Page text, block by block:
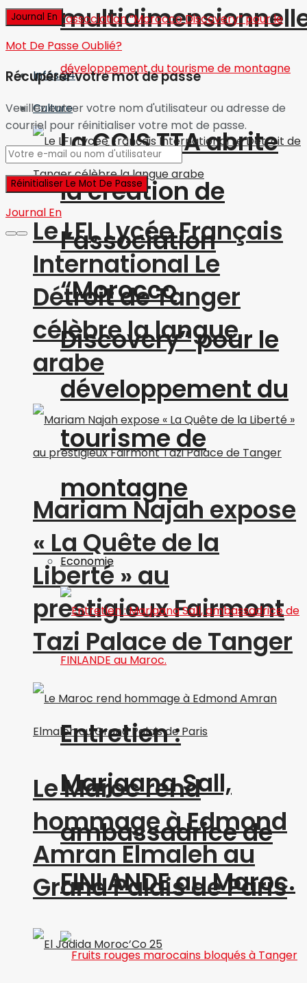
Infos 24
Culture
Le LFI, Lycée Français
International Le
Détroit de Tanger
célèbre la langue
arabe
Mariam Najah expose
« La Quête de la
Liberté » au
prestigieux Fairmont
Tazi Palace de Tanger
Le Maroc rend
hommage à Edmond
Amran Elmaleh au
Grand Palais de Paris
La CCIS TTA abrite
la création de
l’association
“Morocco
Discovery” pour le
développement du
tourisme de
montagne
Economie
Entretien :
Marjaana Sall,
ambassadrice de
FINLANDE au Maroc.
Mot De Passe Oublié?
Récupérer votre mot de passe
Veuillez entrer votre nom d'utilisateur ou adresse de
courriel pour réinitialiser votre mot de passe.
Journal En